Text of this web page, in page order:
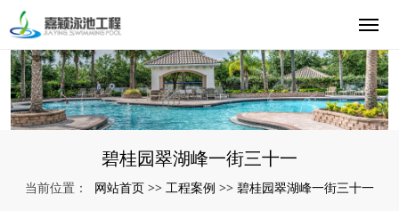
碧桂园翠湖峰一街三十一
当前位置： 网站首页 >> 工程案例 >> 碧桂园翠湖峰一街三十一